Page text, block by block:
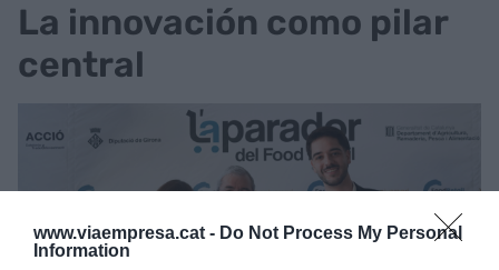
www.viaempresa.cat - Do Not Process My Personal
Information
La innovación como pilar
central